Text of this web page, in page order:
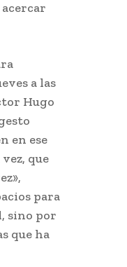
a las
Hugo
en ese
que
para
sino por
que ha